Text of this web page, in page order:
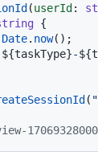
(userId :
{
Date. now();
${taskType}-
(